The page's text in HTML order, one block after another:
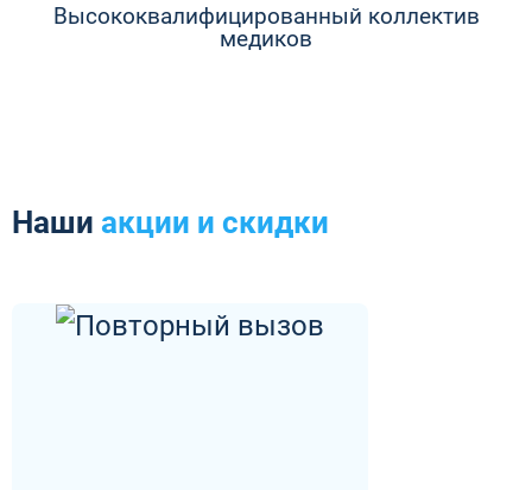
Высококвалифицированный коллектив
медиков
Наши акции и скидки